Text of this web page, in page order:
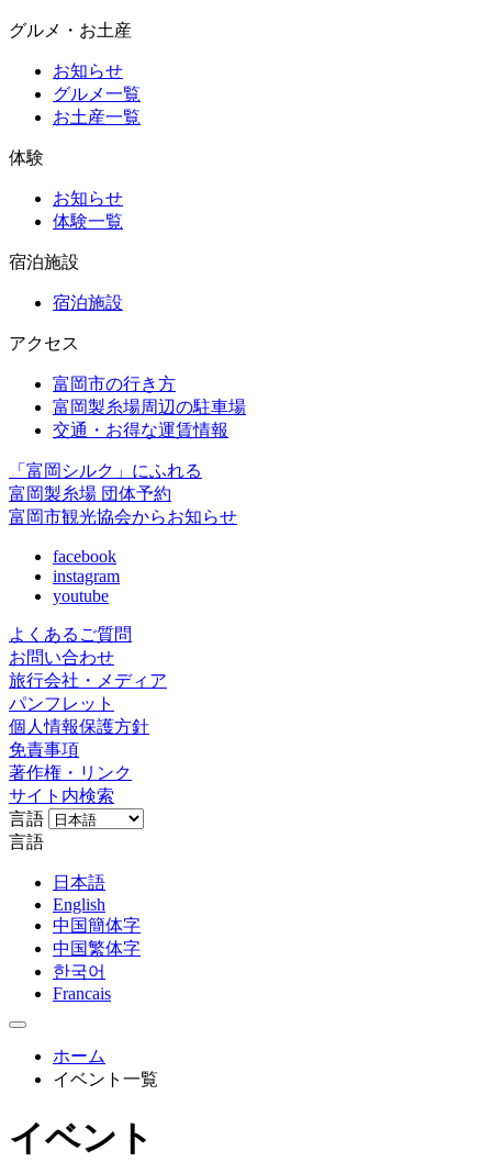
グルメ・お土産
お知らせ
グルメ一覧
お土産一覧
体験
お知らせ
体験一覧
宿泊施設
宿泊施設
アクセス
富岡市の行き方
富岡製糸場周辺の駐車場
交通・お得な運賃情報
「富岡シルク」にふれる
富岡製糸場 団体予約
富岡市観光協会からお知らせ
facebook
instagram
youtube
よくあるご質問
お問い合わせ
旅行会社・メディア
パンフレット
個人情報保護方針
免責事項
著作権・リンク
サイト内検索
言語
言語
日本語
English
中国簡体字
中国繁体字
한국어
Francais
ホーム
イベント一覧
イベント